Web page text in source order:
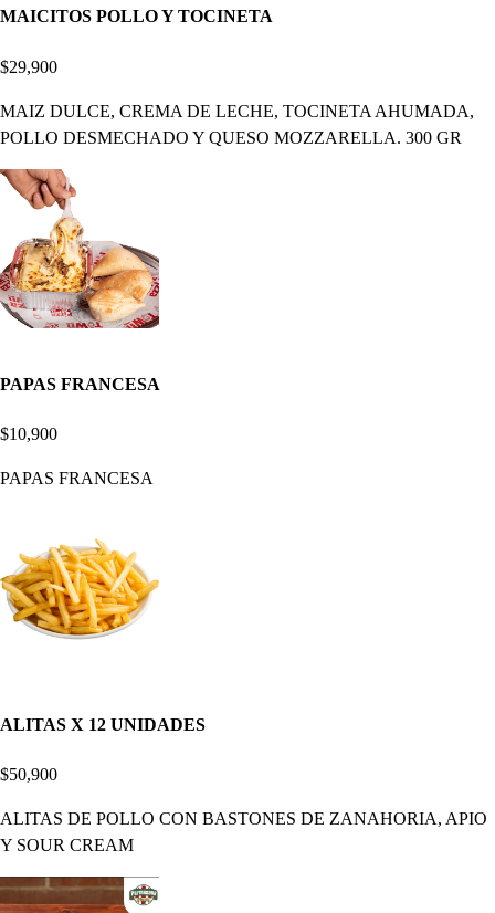
MAICITOS POLLO Y TOCINETA
$29,900
MAIZ DULCE, CREMA DE LECHE, TOCINETA AHUMADA,
POLLO DESMECHADO Y QUESO MOZZARELLA. 300 GR
PAPAS FRANCESA
$10,900
PAPAS FRANCESA
ALITAS X 12 UNIDADES
$50,900
ALITAS DE POLLO CON BASTONES DE ZANAHORIA, APIO
Y SOUR CREAM